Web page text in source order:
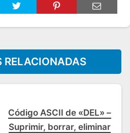
RELACIONADAS
Código ASCII de «DEL» –
Suprimir, borrar, eliminar